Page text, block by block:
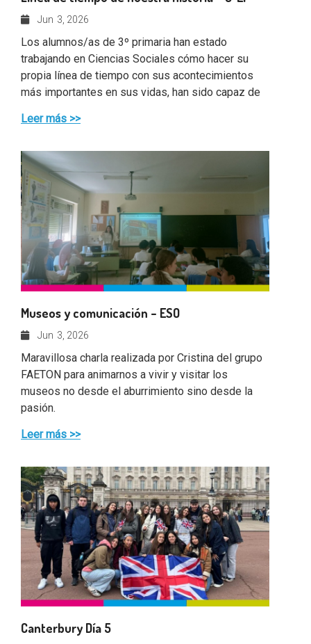
Jun 3, 2026
Los alumnos/as de 3º primaria han estado
trabajando en Ciencias Sociales cómo hacer su
propia línea de tiempo con sus acontecimientos
más importantes en sus vidas, han sido capaz de
Leer más >>
Museos y comunicación – ESO
Jun 3, 2026
Maravillosa charla realizada por Cristina del grupo
FAETON para animarnos a vivir y visitar los
museos no desde el aburrimiento sino desde la
pasión.
Leer más >>
Canterbury Día 5